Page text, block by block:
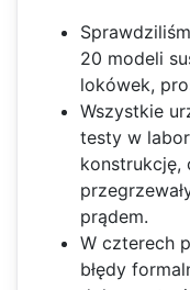
20 modeli
lokówek,
Wszystkie
testy w
konstrukcję,
prądem.
W czterech
błędy